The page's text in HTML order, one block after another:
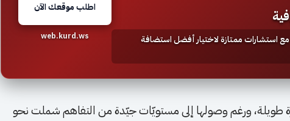
مع استشارات ممتازة لاختيار أفضل استضافة
اطلب موقعك الآن
web.kurd.ws
طويلة، ورغم وصولها إلى مستويّات جيّدة من التفاهم شملت نحو